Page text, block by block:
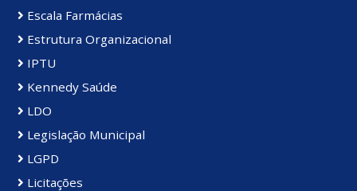
Escala Farmácias
Estrutura Organizacional
IPTU
Kennedy Saúde
LDO
Legislação Municipal
LGPD
Licitações